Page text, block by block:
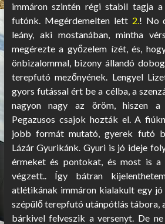
immáron szintén régi stabil tagja a
futónk. Megérdemelten lett 2.! No
leány, aki mostanában, mintha
megérezte a győzelem ízét, és,
önbizalommal, bizony állandó
terepfutó mezőnyének. Lengyel
gyors futással ért be a célba, a
nagyon nagy az öröm, hiszen a
Pegazusos csajok hozták el. A
jobb formát mutató, gyerek futó
Lázár Gyurikánk. Gyuri is jó ideje
érmeket és pontokat, és most is a
végzett.. Így bátran
atlétikának immáron kialakult egy jó
szépülő terepfutó utánpótlás tábora,
bárkivel felveszik a versenyt. De